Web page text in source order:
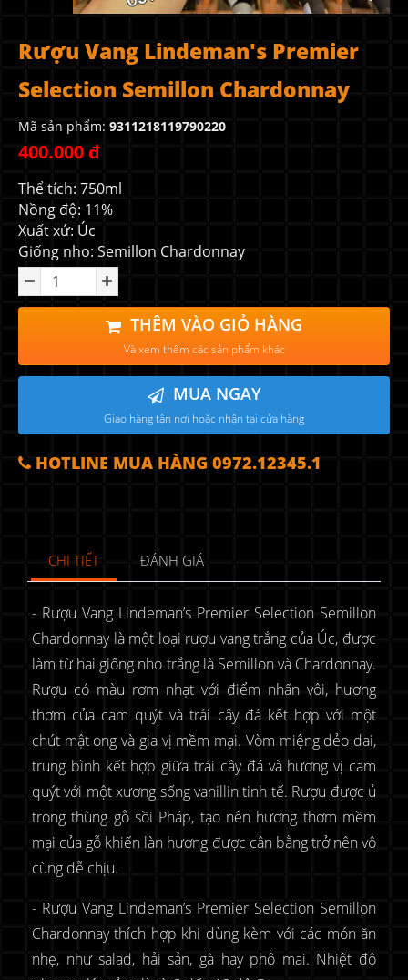
Rượu Vang Lindeman's Premier
Selection Semillon Chardonnay
Mã sản phẩm: 9311218119790220
400.000 đ
Thể tích: 750ml
Nồng độ: 11%
Xuất xứ: Úc
Giống nho: Semillon Chardonnay
THÊM VÀO GIỎ HÀNG
Và xem thêm các sản phẩm khác
MUA NGAY
Giao hàng tận nơi hoặc nhận tại cửa hàng
HOTLINE MUA HÀNG 0972.12345.1
CHI TIẾT ĐÁNH GIÁ
- Rượu Vang Lindeman’s Premier Selection Semillon
Chardonnay là một loại rượu vang trắng của Úc, được
làm từ hai giống nho trắng là Semillon và Chardonnay.
Rượu có màu rơm nhạt với điểm nhấn vôi, hương
thơm của cam quýt và trái cây đá kết hợp với một
chút mật ong và gia vị mềm mại. Vòm miệng dẻo dai,
trung bình kết hợp giữa trái cây đá và hương vị cam
quýt với một xương sống vanillin tinh tế. Rượu được ủ
trong thùng gỗ sồi Pháp, tạo nên hương thơm mềm
mại của gỗ khiến làn hương được cân bằng trở nên vô
cùng dễ chịu.
- Rượu Vang Lindeman’s Premier Selection Semillon
Chardonnay thích hợp khi dùng kèm với các món ăn
nhẹ, như salad, hải sản, gà hay phô mai. Nhiệt độ